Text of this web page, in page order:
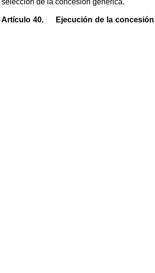
selección de la concesión genérica.
Artículo 40. Ejecución de la concesión